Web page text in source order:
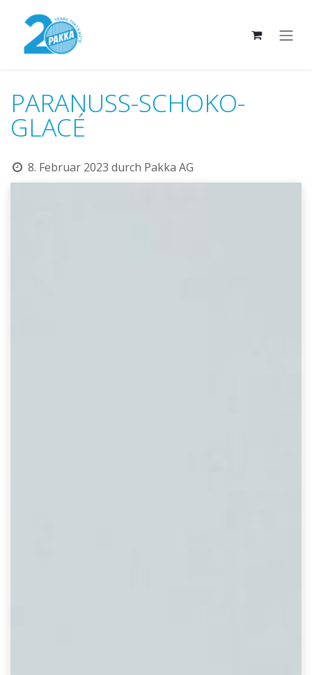
PARANUSS-SCHOKO-
GLACÉ
8. Februar 2023 durch Pakka AG